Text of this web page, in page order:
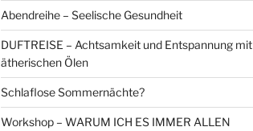
Abendreihe – Seelische Gesundheit
DUFTREISE – Achtsamkeit und Entspannung mit
ätherischen Ölen
Schlaflose Sommernächte?
Workshop – WARUM ICH ES IMMER ALLEN